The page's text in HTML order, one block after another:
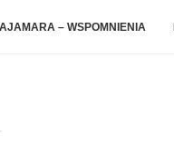
– WSPOMNIENIA